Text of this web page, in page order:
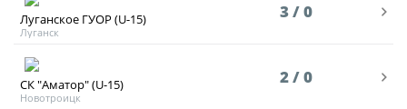
Луганское ГУОР (U-15)
Луганск
3 / 0
СК "Аматор" (U-15)
Новотроицк
2 / 0